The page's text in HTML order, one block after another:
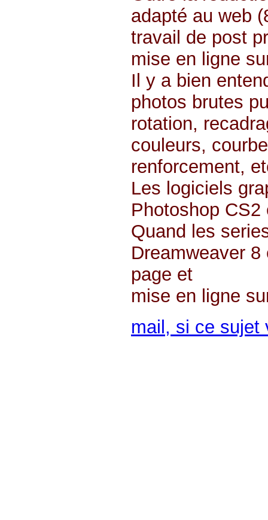
adapté au web
travail de post
mise en ligne
Il y a bien
photos brutes
rotation,
couleurs,
renforcement,
Les logiciels
Photoshop CS2
Quand les
Dreamweaver
page et
mise en ligne
mail, si ce sujet